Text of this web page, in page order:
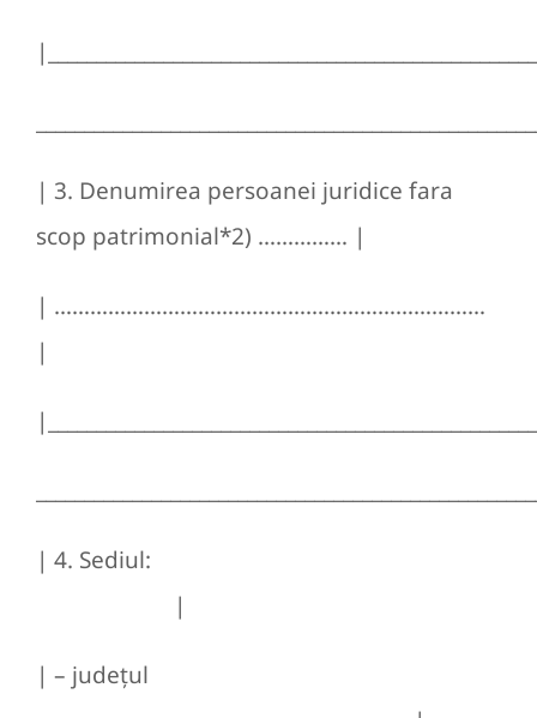
| 3. Denumirea persoanei juridice fara
scop patrimonial*2) …………… |
| ………………………………………………………………
|
| 4. Sediul:
|
| – judeţul